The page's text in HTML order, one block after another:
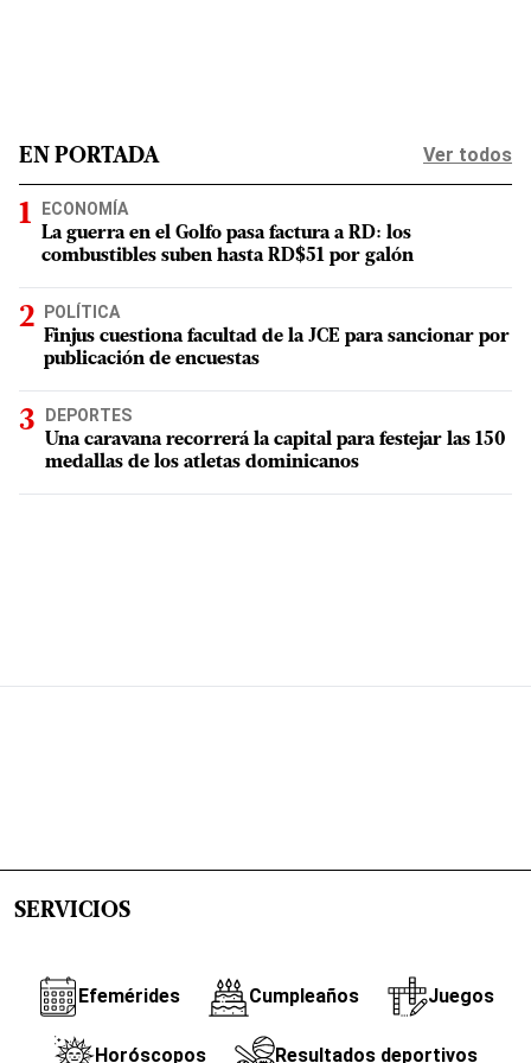
EN PORTADA Ver todos
ECONOMÍA
La guerra en el Golfo pasa factura a RD: los
combustibles suben hasta RD$51 por galón
POLÍTICA
Finjus cuestiona facultad de la JCE para sancionar por
publicación de encuestas
DEPORTES
Una caravana recorrerá la capital para festejar las 150
medallas de los atletas dominicanos
SERVICIOS
Efemérides Cumpleaños Juegos
Horóscopos Resultados deportivos